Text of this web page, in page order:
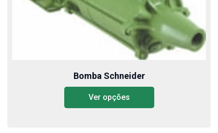
Bomba Schneider
Ver opções